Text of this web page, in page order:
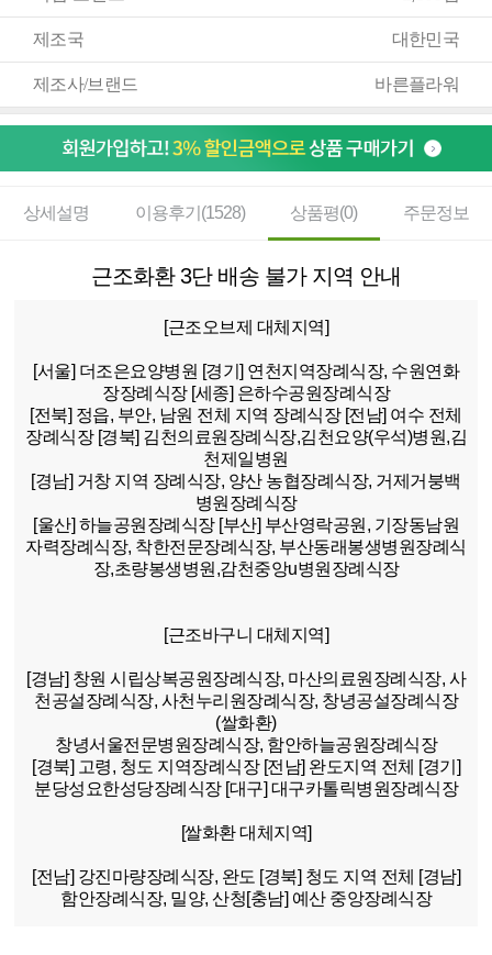
제조국 대한민국
제조사/브랜드 바른플라워
상세설명 이용후기(1528) 상품평(0) 주문정보
근조화환 3단 배송 불가 지역 안내
[근조오브제 대체지역]
[서울] 더조은요양병원 [경기] 연천지역장례식장, 수원연화
장장례식장 [세종] 은하수공원장례식장
[전북] 정읍, 부안, 남원 전체 지역 장례식장 [전남] 여수 전체
장례식장 [경북] 김천의료원장례식장,김천요양(우석)병원,김
천제일병원
[경남] 거창 지역 장례식장, 양산 농협장례식장, 거제거붕백
병원장례식장
[울산] 하늘공원장례식장 [부산] 부산영락공원, 기장동남원
자력장례식장, 착한전문장례식장, 부산동래봉생병원장례식
장,초량봉생병원,감천중앙u병원장례식장
[근조바구니 대체지역]
[경남] 창원 시립상복공원장례식장, 마산의료원장례식장, 사
천공설장례식장, 사천누리원장례식장, 창녕공설장례식장
(쌀화환)
창녕서울전문병원장례식장, 함안하늘공원장례식장
[경북] 고령, 청도 지역장례식장 [전남] 완도지역 전체 [경기]
분당성요한성당장례식장 [대구] 대구카톨릭병원장례식장
[쌀화환 대체지역]
[전남] 강진마량장례식장, 완도 [경북] 청도 지역 전체 [경남]
함안장례식장, 밀양, 산청[충남] 예산 중앙장례식장